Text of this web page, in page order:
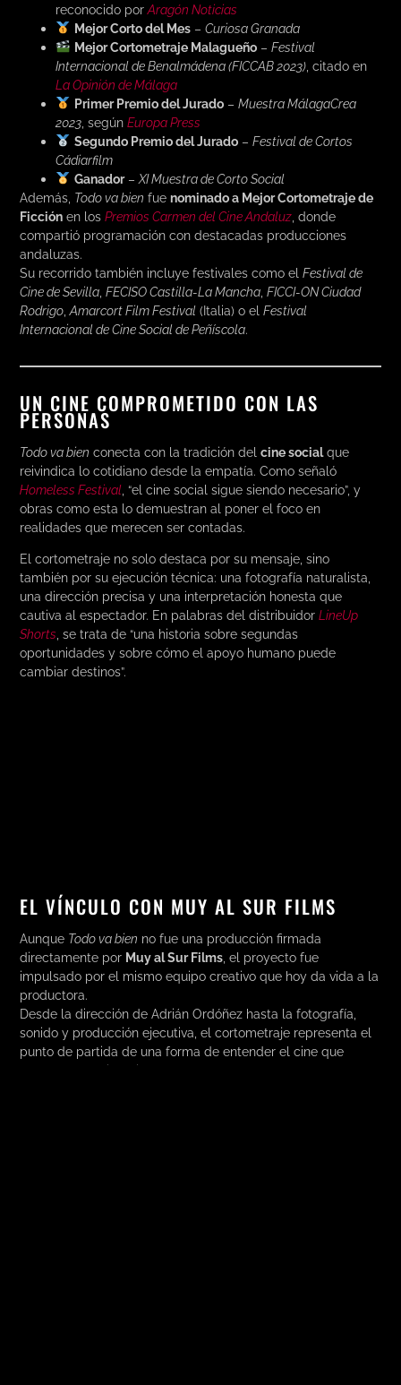
reconocido porAragón Noticias
Mejor Corto del Mes– Curiosa Granada
Mejor Cortometraje Malagueño– Festival
Internacional de Benalmádena (FICCAB 2023) , citado en
La Opinión de Málaga
Primer Premio del Jurado– Muestra MálagaCrea
2023 , segúnEuropa Press
Segundo Premio del Jurado– Festival de Cortos
Cádiarfilm
Ganador– XI Muestra de Corto Social
Además, Todo va bien fuenominado a Mejor Cortometraje de
Ficción en losPremios Carmen del Cine Andaluz , donde
compartió programación con destacadas producciones
andaluzas.
Su recorrido también incluye festivales como elFestival de
Cine de Sevilla ,FECISO Castilla-La Mancha ,FICCI-ON Ciudad
Rodrigo ,Amarcort Film Festival (Italia) o elFestival
Internacional de Cine Social de Peñíscola.
UN CINE COMPROMETIDO CON LAS
PERSONAS
Todo va bien conecta con la tradición delcine socialque
reivindica lo cotidiano desde la empatía. Como señaló
Homeless Festival , “el cine social sigue siendo necesario”, y
obras como esta lo demuestran al poner el foco en
realidades que merecen ser contadas.
El cortometraje no solo destaca por su mensaje, sino
también por su ejecución técnica: una fotografía naturalista,
una dirección precisa y una interpretación honesta que
cautiva al espectador. En palabras del distribuidorLineUp
Shorts , se trata de “una historia sobre segundas
oportunidades y sobre cómo el apoyo humano puede
cambiar destinos”.
EL VÍNCULO CON MUY AL SUR FILMS
Aunque Todo va bien no fue una producción firmada
directamente por Muy al Sur Films , el proyecto fue
impulsado por el mismo equipo creativo que hoy da vida a la
productora.
Desde la dirección de Adrián Ordóñez hasta la fotografía,
sonido y producción ejecutiva, el cortometraje representa el
punto de partida de una forma de entender el cine que
define nuestra identidad: